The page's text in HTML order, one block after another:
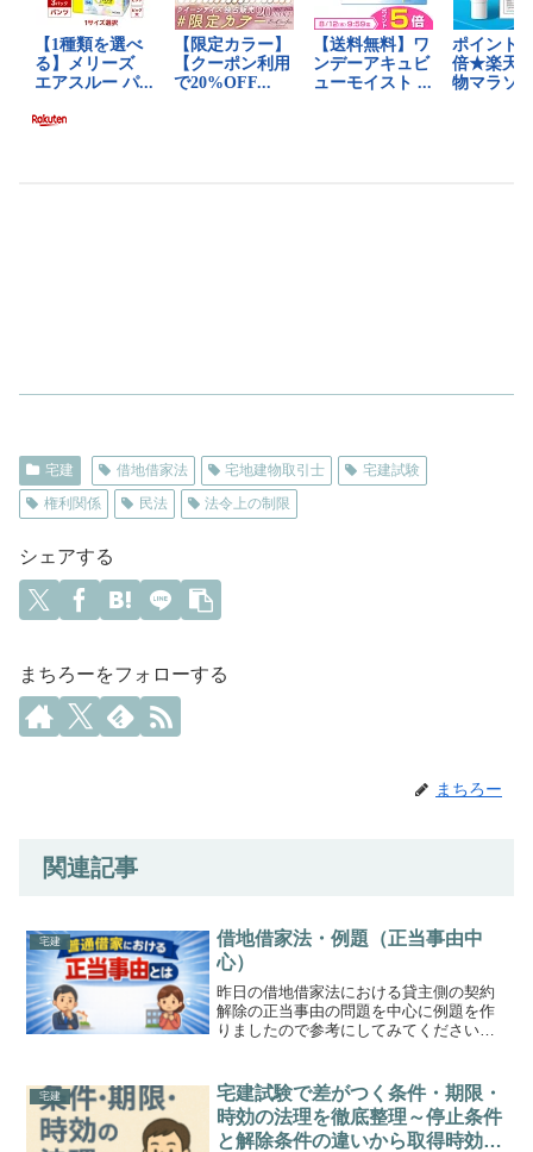
宅建 借地借家法 宅地建物取引士
宅建試験
権利関係
民法 法令上の制限
シェアする
まちろーをフォローする
まちろー
関連記事
宅建
借地借家法・例題（正当事由中
心）
昨日の借地借家法における貸主側の契約
解除の正当事由の問題を中心に例題を作
りましたので参考にしてみてください。
(...
宅建
宅建試験で差がつく条件・期限・
時効の法理を徹底整理～停止条件
と解除条件の違いから取得時効・